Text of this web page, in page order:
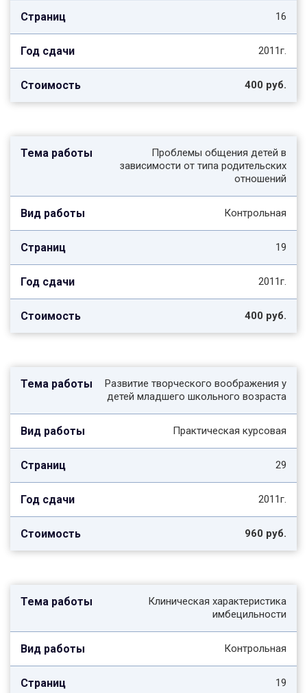
16
2011г.
400 руб.
Проблемы общения детей в
зависимости от типа родительских
отношений
Контрольная
19
2011г.
400 руб.
Развитие творческого воображения у
детей младшего школьного возраста
Практическая курсовая
29
2011г.
960 руб.
Клиническая характеристика
имбецильности
Контрольная
19